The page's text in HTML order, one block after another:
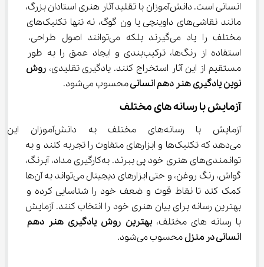
انسانی است. دانش‌آموزان با تقلید آثار هنری استادان بزرگ،
مانند نقاشی‌های داوینچی یا ون گوگ، نه تنها تکنیک‌های
مختلف را یاد می‌گیرند بلکه می‌توانند اصول طراحی،
استفاده از رنگ‌ها، ترکیب‌بندی و ایجاد عمق را به طور
مستقیم از این آثار استخراج کنند. یادگیری تقلیدی، روش
نوین یادگیری هنر دهم انسانی محسوب می‌شود.
آزمایش با رسانه ‌های مختلف
آزمایش با رسانه‌های مختلف
می‌دهد که تکنیک‌ها و ابزارهای متفاوت را تجربه کنند و به
توانمندی‌های هنری خود پی ببرند. به‌کارگیری مداد، آبرنگ،
گواش، رنگ روغن، و حتی ابزارهای دیجیتال می‌تواند به آن‌ها
کمک کند تا نقاط قوت و ضعف خود را شناسایی کرده و
بهترین رسانه برای بیان هنری خود را انتخاب کنند. آزمایش
با رسانه ‌های مختلف،
بهترین روش یادگیری هنر دهم
انسانی در منزل محسوب می‌شود.